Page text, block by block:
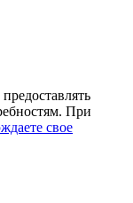
При
свое